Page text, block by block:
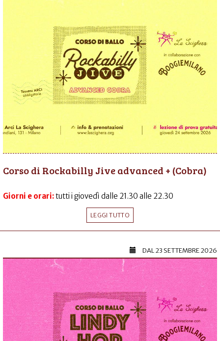
Corso di Rockabilly Jive advanced + (Cobra)
Giorni e orari:tutti i giovedì dalle 21.30 alle 22.30
LEGGI TUTTO
DAL23 SETTEMBRE 2026